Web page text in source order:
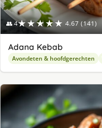
👥 4★★★★★ 4.67 (141)
Adana Kebab
Avondeten & hoofdgerechten